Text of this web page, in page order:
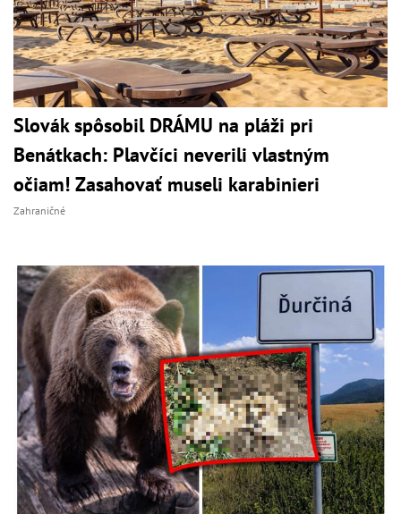
Slovák spôsobil DRÁMU na pláži pri
Benátkach: Plavčíci neverili vlastným
očiam! Zasahovať museli karabinieri
Zahraničné